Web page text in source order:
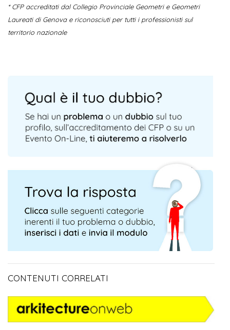
* CFP accreditati dal Collegio Provinciale Geometri e Geometri
Laureati di Genova e riconosciuti per tutti i professionisti sul
territorio nazionale
CONTENUTI CORRELATI